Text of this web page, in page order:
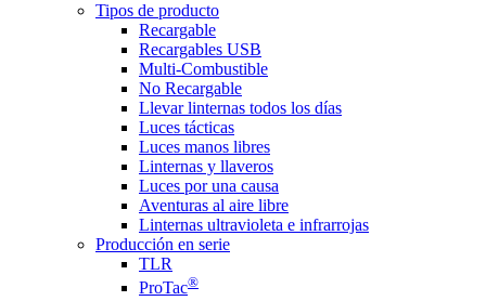
Tipos de producto
Recargable
Recargables USB
Multi-Combustible
No Recargable
Llevar linternas todos los días
Luces tácticas
Luces manos libres
Linternas y llaveros
Luces por una causa
Aventuras al aire libre
Linternas ultravioleta e infrarrojas
Producción en serie
TLR
ProTac®